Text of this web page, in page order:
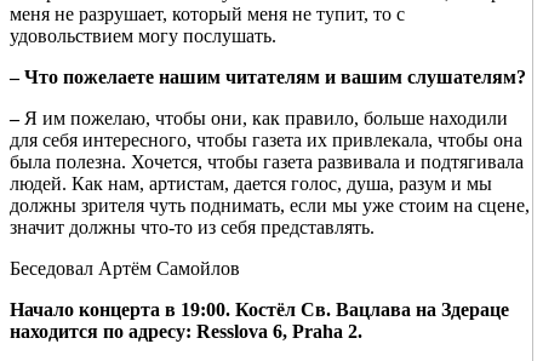
меня не разрушает, который меня не тупит, то с
удовольствием могу послушать.
– Что пожелаете нашим читателям и вашим слушателям?
– Я им пожелаю, чтобы они, как правило, больше находили
для себя интересного, чтобы газета их привлекала, чтобы она
была полезна. Хочется, чтобы газета развивала и подтягивала
людей. Как нам, артистам, дается голос, душа, разум и мы
должны зрителя чуть поднимать, если мы уже стоим на сцене,
значит должны что-то из себя представлять.
Беседовал Артём Самойлов
Начало концерта в 19:00. Костёл Св. Вацлава на Здераце
находится по адресу: Resslova 6, Praha 2.